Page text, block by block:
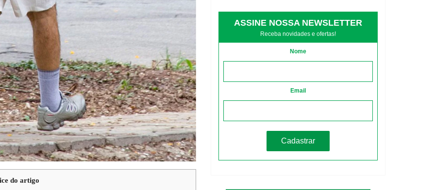
do artigo
ASSINE NOSSA NEWSLETTER
Receba novidades e ofertas!
Nome
Email